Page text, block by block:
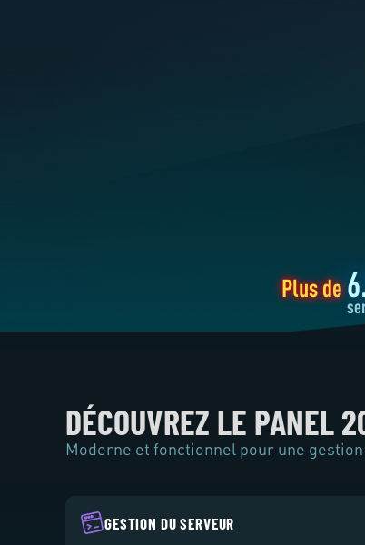
Plus de
DÉCOUVREZ LE PANEL
Moderne et fonctionnel pour une
GESTION DU SERVEUR